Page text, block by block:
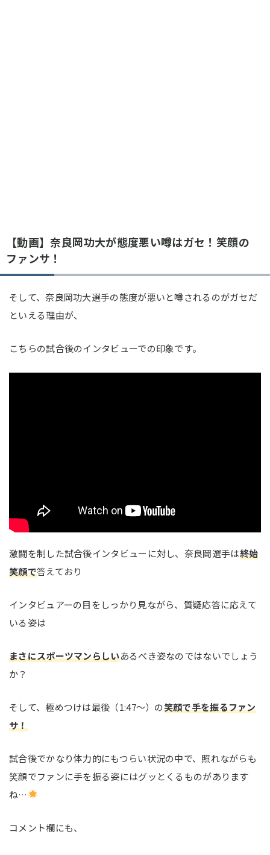
【動画】奈良岡功大が態度悪い噂はガセ！笑顔の
ファンサ！
そして、奈良岡功大選手の態度が悪いと噂されるのがガセだ
といえる理由が、
こちらの試合後のインタビューでの印象です。
激闘を制した試合後インタビューに対し、奈良岡選手は終始
笑顔で答えており
インタビュアーの目をしっかり見ながら、質疑応答に応えて
いる姿は
まさにスポーツマンらしいあるべき姿なのではないでしょう
か？
そして、極めつけは最後（1:47～）の笑顔で手を振るファン
サ！
試合後でかなり体力的にもつらい状況の中で、照れながらも
笑顔でファンに手を振る姿にはグッとくるものがあります
ね…
コメント欄にも、